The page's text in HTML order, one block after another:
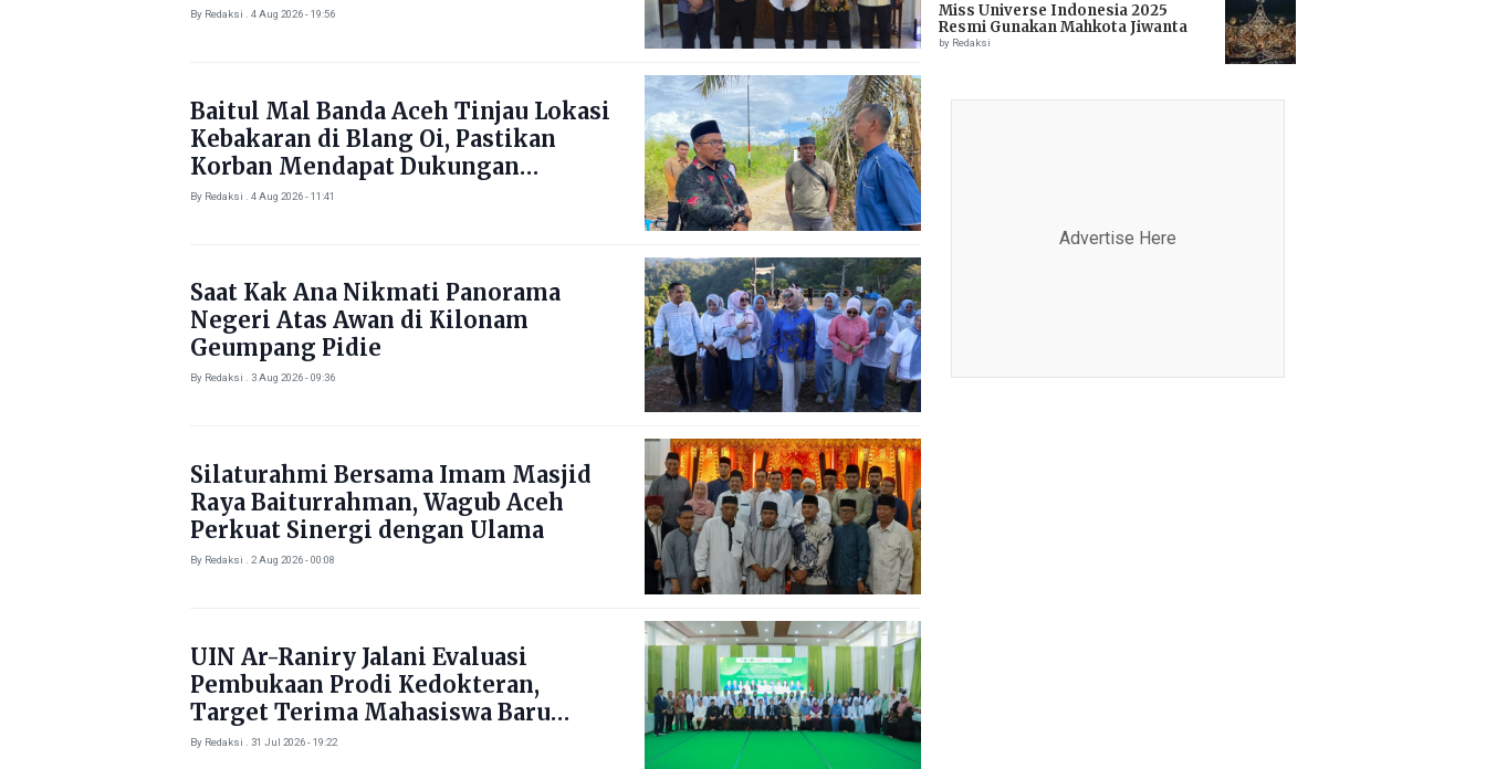
By Redaksi . 4 Aug 2026 - 19:56
Baitul Mal Banda Aceh Tinjau Lokasi
Kebakaran di Blang Oi, Pastikan
Korban Mendapat Dukungan
Kebutuhan Pokok
By Redaksi . 4 Aug 2026 - 11:41
Saat Kak Ana Nikmati Panorama
Negeri Atas Awan di Kilonam
Geumpang Pidie
By Redaksi . 3 Aug 2026 - 09:36
Silaturahmi Bersama Imam Masjid
Raya Baiturrahman, Wagub Aceh
Perkuat Sinergi dengan Ulama
By Redaksi . 2 Aug 2026 - 00:08
UIN Ar-Raniry Jalani Evaluasi
Pembukaan Prodi Kedokteran,
Target Terima Mahasiswa Baru
Tahun Ini
By Redaksi . 31 Jul 2026 - 19:22
Miss Universe Indonesia 2025
Resmi Gunakan Mahkota Jiwanta
by Redaksi
Advertise Here